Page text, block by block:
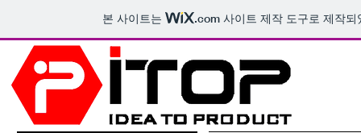
본 사이트는 .com 사이트 제작 도구로 제작